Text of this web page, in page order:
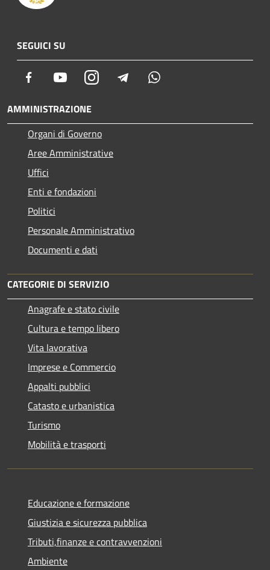
SEGUICI SU
Facebook YoutubeInstagram Telegram
AMMINISTRAZIONE
Organi di Governo
Aree Amministrative
Uffici
Enti e fondazioni
Politici
Personale Amministrativo
Documenti e dati
CATEGORIE DI SERVIZIO
Anagrafe e stato civile
Cultura e tempo libero
Vita lavorativa
Imprese e Commercio
Appalti pubblici
Catasto e urbanistica
Turismo
Mobilità e trasporti
Educazione e formazione
Giustizia e sicurezza pubblica
Tributi,finanze e contravvenzioni
Ambiente